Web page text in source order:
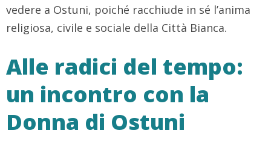
vedere a Ostuni, poiché racchiude in sé l’anima
religiosa, civile e sociale della Città Bianca.
Alle radici del tempo:
un incontro con la
Donna di Ostuni